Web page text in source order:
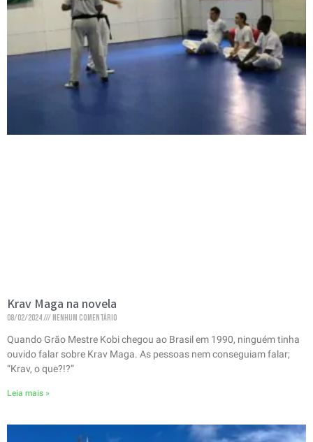
Krav Maga na novela
08/02/2024 Nenhum comentário
Quando Grão Mestre Kobi chegou ao Brasil em 1990, ninguém tinha
ouvido falar sobre Krav Maga. As pessoas nem conseguiam falar;
“Krav, o que?!?”
Leia mais »